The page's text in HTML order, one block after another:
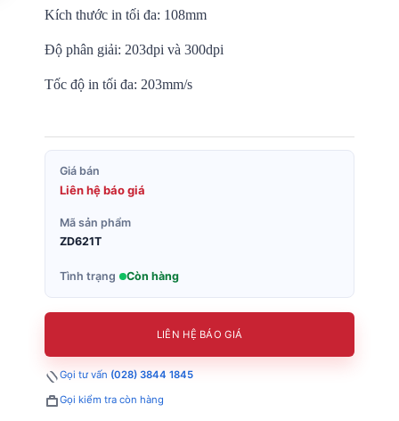
Kích thước in tối đa: 108mm
Độ phân giải: 203dpi và 300dpi
Tốc độ in tối đa: 203mm/s
Giá bán
Liên hệ báo giá
Mã sản phẩm
ZD621T
Tình trạng Còn hàng
LIÊN HỆ BÁO GIÁ
Gọi tư vấn (028) 3844 1845
Gọi kiểm tra còn hàng